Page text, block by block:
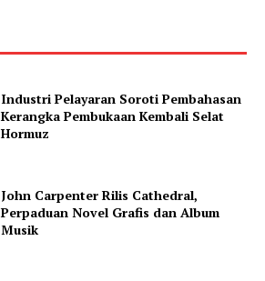
Industri Pelayaran Soroti Pembahasan
Kerangka Pembukaan Kembali Selat
Hormuz
John Carpenter Rilis Cathedral,
Perpaduan Novel Grafis dan Album
Musik